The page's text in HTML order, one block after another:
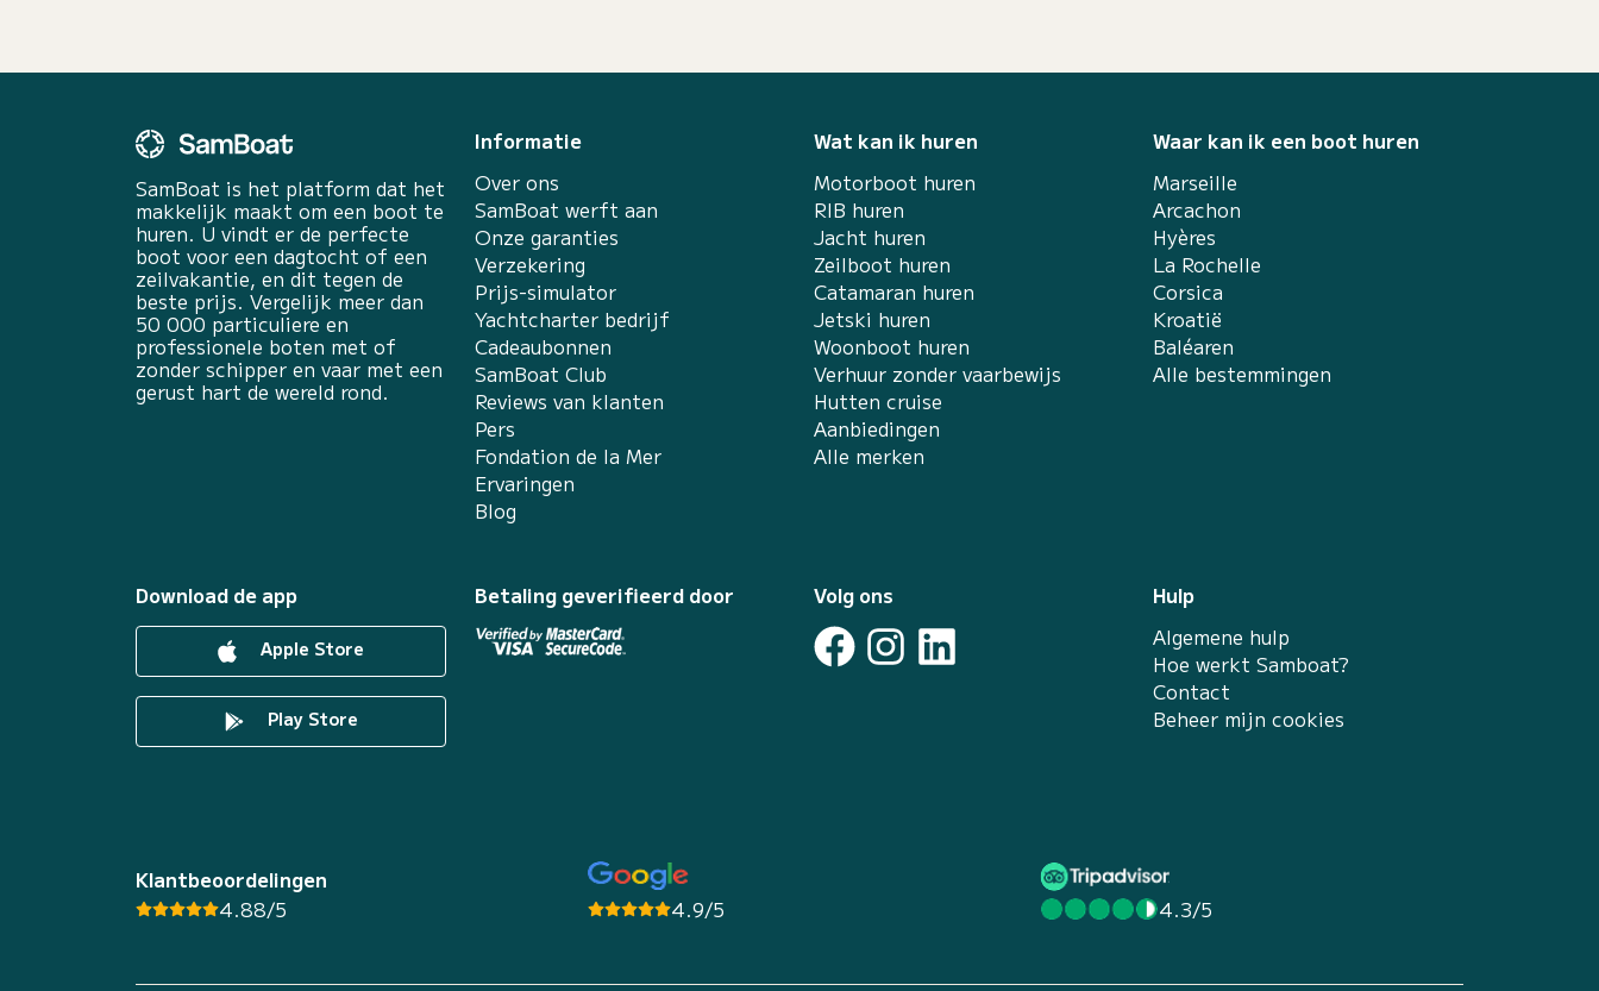
SamBoat is het platform dat het
makkelijk maakt om een boot te
huren. U vindt er de perfecte
boot voor een dagtocht of een
zeilvakantie, en dit tegen de
beste prijs. Vergelijk meer dan
50 000 particuliere en
professionele boten met of
zonder schipper en vaar met een
gerust hart de wereld rond.
Informatie
Over ons
SamBoat werft aan
Onze garanties
Verzekering
Prijs-simulator
Yachtcharter bedrijf
Cadeaubonnen
SamBoat Club
Reviews van klanten
Pers
Fondation de la Mer
Ervaringen
Blog
Wat kan ik huren
Motorboot huren
RIB huren
Jacht huren
Zeilboot huren
Catamaran huren
Jetski huren
Woonboot huren
Verhuur zonder vaarbewijs
Hutten cruise
Aanbiedingen
Alle merken
Waar kan ik een boot huren
Marseille
Arcachon
Hyères
La Rochelle
Corsica
Kroatië
Baléaren
Alle bestemmingen
Hulp
Algemene hulp
Hoe werkt Samboat?
Contact
Beheer mijn cookies
Download de app
Apple Store
Play Store
Betaling geverifieerd door Volg ons
Klantbeoordelingen
4.88/5
4.9/5 4.3/5